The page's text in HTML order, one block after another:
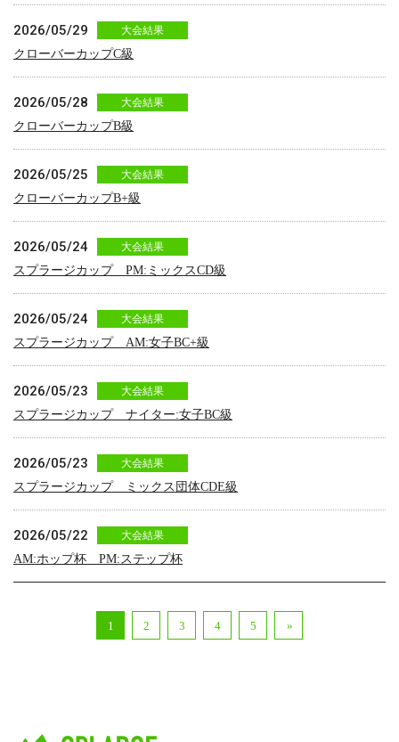
2026/05/29 大会結果
クローバーカップC級
2026/05/28 大会結果
クローバーカップB級
2026/05/25 大会結果
クローバーカップB+級
2026/05/24 大会結果
スプラージカップ PM:ミックスCD級
2026/05/24 大会結果
スプラージカップ AM:女子BC+級
2026/05/23 大会結果
スプラージカップ ナイター:女子BC級
2026/05/23 大会結果
スプラージカップ ミックス団体CDE級
2026/05/22 大会結果
AM:ホップ杯 PM:ステップ杯
1 2 3 4 5 »